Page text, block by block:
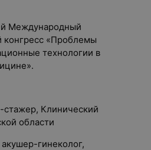
Международный
«Проблемы
технологии в
стажер, Клинический
области
акушер-гинеколог,